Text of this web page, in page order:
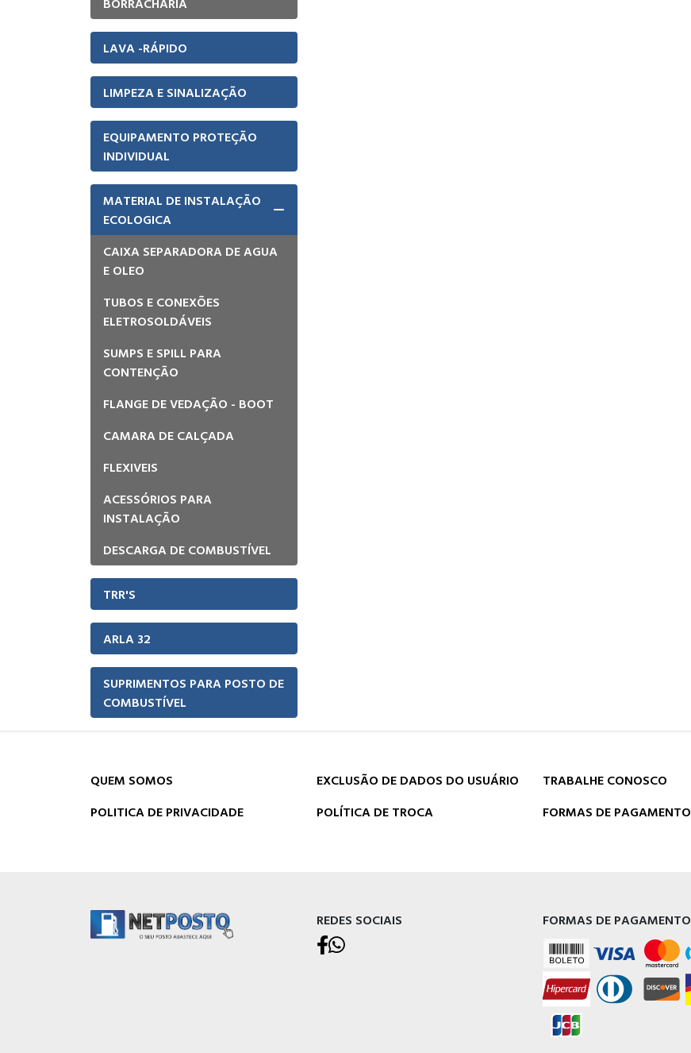
LAVA -RÁPIDO
LIMPEZA E SINALIZAÇÃO
EQUIPAMENTO PROTEÇÃO
INDIVIDUAL
MATERIAL DE INSTALAÇÃO
ECOLOGICA
CAIXA SEPARADORA DE AGUA
E OLEO
TUBOS E CONEXÕES
ELETROSOLDÁVEIS
SUMPS E SPILL PARA
CONTENÇÃO
FLANGE DE VEDAÇÃO - BOOT
CAMARA DE CALÇADA
FLEXIVEIS
ACESSÓRIOS PARA
INSTALAÇÃO
DESCARGA DE COMBUSTÍVEL
TRR'S
ARLA 32
SUPRIMENTOS PARA POSTO DE
COMBUSTÍVEL
QUEM SOMOS EXCLUSÃO DE DADOS DO USUÁRIO TRABALHE CONOSCO
POLITICA DE PRIVACIDADE
POLÍTICA DE TROCA FORMAS DE PAGAMENTO
REDES SOCIAIS FORMAS DE PAGAMENTO